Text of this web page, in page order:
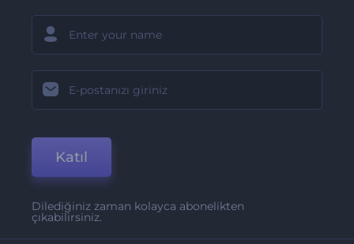
Katıl
Dilediğiniz zaman kolayca abonelikten
çıkabilirsiniz.